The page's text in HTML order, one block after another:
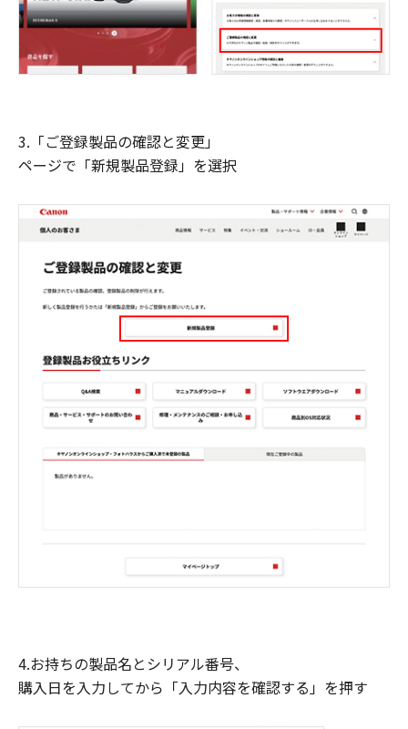
3.「ご登録製品の確認と変更」
ページで「新規製品登録」を選択
4.お持ちの製品名とシリアル番号、
購入日を入力してから「入力内容を確認する」を押す